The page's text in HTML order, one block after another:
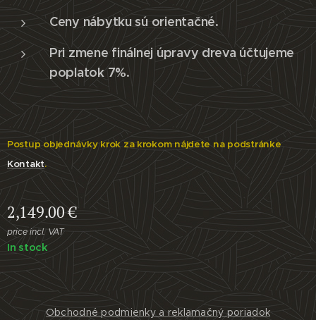
Ceny nábytku sú orientačné.
Pri zmene finálnej úpravy dreva účtujeme
poplatok 7%.
Postup objednávky krok za krokom nájdete na podstránke
Kontakt.
2,149.00€
price incl. VAT
In stock
Obchodné podmienky a reklamačný poriadok